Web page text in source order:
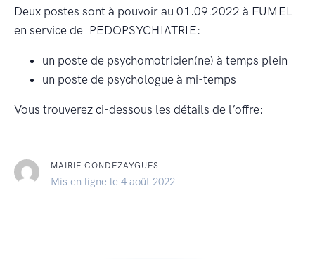
Deux postes sont à pouvoir au 01.09.2022 à FUMEL
en service de PEDOPSYCHIATRIE:
un poste de psychomotricien(ne) à temps plein
un poste de psychologue à mi-temps
Vous trouverez ci-dessous les détails de l’offre:
MAIRIE CONDEZAYGUES
Mis en ligne le 4 août 2022